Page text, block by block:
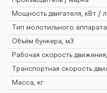
Мощность двигателя, кВт /
Тип молотильного аппарата
Объём бункера, м3
Рабочая скорость
Транспортная скорость
Масса, кг